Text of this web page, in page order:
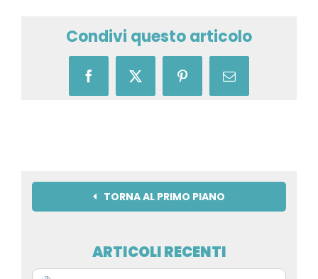
Condivi questo articolo
FacebookX PinterestEmail
TORNA AL PRIMO PIANO
ARTICOLI RECENTI